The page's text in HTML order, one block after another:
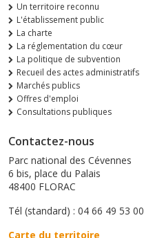
Un territoire reconnu
L'établissement public
La charte
La réglementation du cœur
La politique de subvention
Recueil des actes administratifs
Marchés publics
Offres d'emploi
Consultations publiques
Contactez-nous
Parc national des Cévennes
6 bis, place du Palais
48400 FLORAC
Tél (standard) : 04 66 49 53 00
Carte du territoire